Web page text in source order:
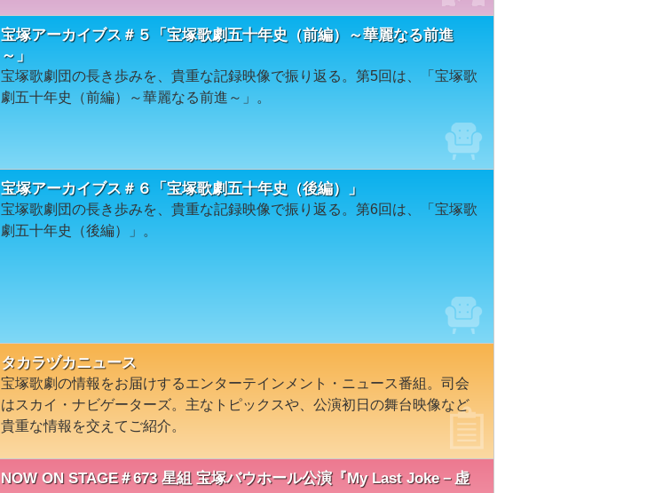
宝塚アーカイブス＃５「宝塚歌劇五十年史（前編）～華麗なる前進
～」
宝塚歌劇団の長き歩みを、貴重な記録映像で振り返る。第5回は、「宝塚歌
劇五十年史（前編）～華麗なる前進～」。
宝塚アーカイブス＃６「宝塚歌劇五十年史（後編）」
宝塚歌劇団の長き歩みを、貴重な記録映像で振り返る。第6回は、「宝塚歌
劇五十年史（後編）」。
タカラヅカニュース
宝塚歌劇の情報をお届けするエンターテインメント・ニュース番組。司会
はスカイ・ナビゲーターズ。主なトピックスや、公演初日の舞台映像など
貴重な情報を交えてご紹介。
NOW ON STAGE＃673 星組 宝塚バウホール公演『My Last Joke－虚